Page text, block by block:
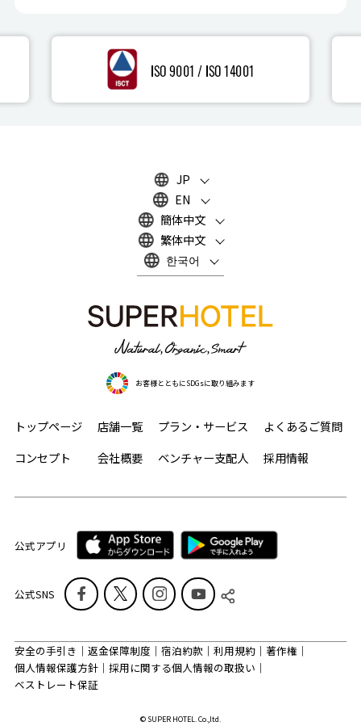
JP
EN
簡体中文
繁体中文
한국어
お客様とともにSDGsに取り組みます
トップページ 店舗一覧 プラン・サービス
よくあるご質問
コンセプト
会社概要 ベンチャー支配人 採用情報
公式アプリ
公式SNS
安全の手引き 返金保障制度 宿泊約款 利用規約
著作権
個人情報保護方針
採用に関する個人情報の取扱い
ベストレート保証
© SUPER HOTEL. Co.,ltd.